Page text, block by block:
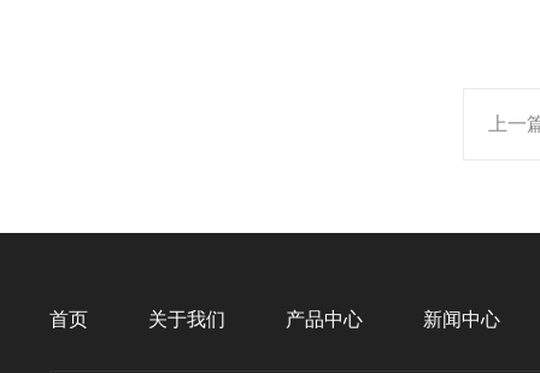
上一
首页 关于我们 产品中心 新闻中心